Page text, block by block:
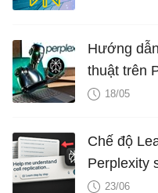
Hướng
thuật trên
18/05
Chế độ
Perplexity
23/06